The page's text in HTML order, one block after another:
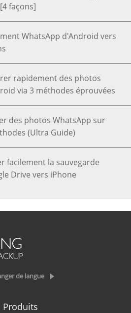
façons]
WhatsApp d'Android vers
rapidement des photos
via 3 méthodes éprouvées
des photos WhatsApp sur
(Ultra Guide)
facilement la sauvegarde
Drive vers iPhone
de langue
Produits